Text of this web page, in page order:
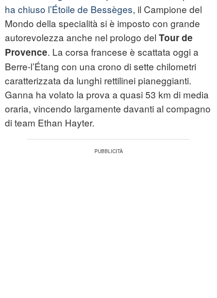
ha chiuso l’Étoile de Bessèges, il Campione del
Mondo della specialità si è imposto con grande
autorevolezza anche nel prologo del Tour de
Provence. La corsa francese è scattata oggi a
Berre-l’Étang con una crono di sette chilometri
caratterizzata da lunghi rettilinei pianeggianti.
Ganna ha volato la prova a quasi 53 km di media
oraria, vincendo largamente davanti al compagno
di team Ethan Hayter.